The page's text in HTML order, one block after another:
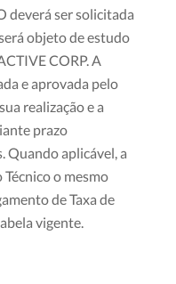
deverá ser solicitada
objeto de estudo
CORP. A
e aprovada pelo
realização e a
prazo
Quando aplicável, a
o mesmo
de Taxa de
vigente.